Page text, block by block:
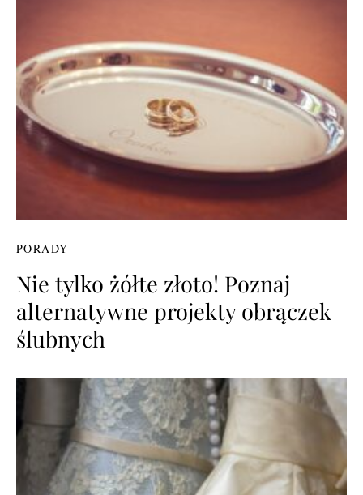
PORADY
Nie tylko żółte złoto! Poznaj
alternatywne projekty obrączek
ślubnych